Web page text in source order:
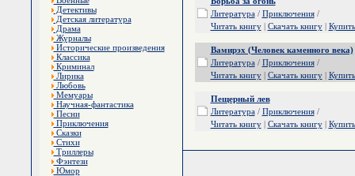
Детективы
Детская литература
Драма
Журналы
Исторические произведения
Классика
Криминал
Лирика
Любовь
Мемуары
Научная-фантастика
Песни
Приключения
Сказки
Стихи
Триллеры
Фэнтези
Юмор
Литература/ Приключения/
Читать книгу| Скачать книгу| Купить
Вамирэх (Человек каменного века)
Литература/ Приключения/
Читать книгу| Скачать книгу| Купить
Пещерный лев
Литература/ Приключения/
Читать книгу| Скачать книгу| Купить